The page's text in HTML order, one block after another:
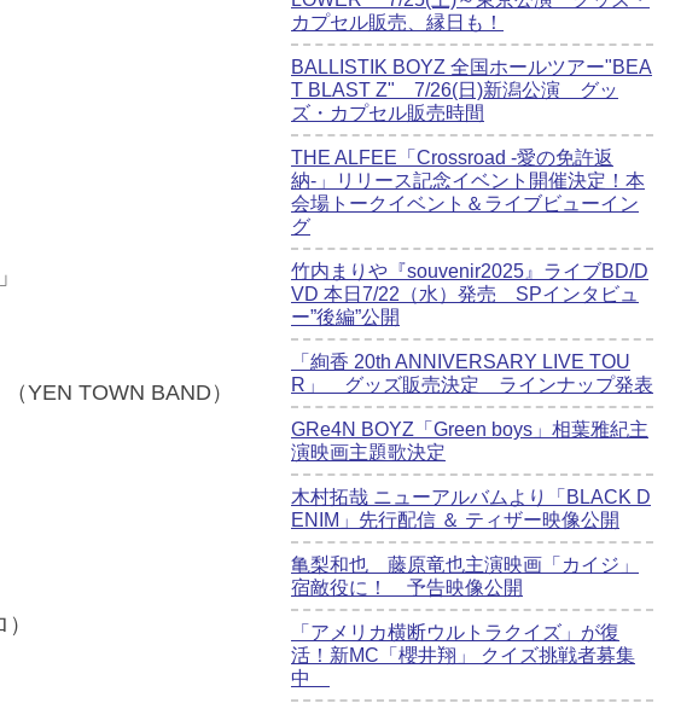
YEN TOWN BAND）
カプセル販売、縁日も！
BALLISTIK BOYZ 全国ホールツアー"BEA
T BLAST Z" 7/26(日)新潟公演 グッ
ズ・カプセル販売時間
THE ALFEE「Crossroad -愛の免許返
納-」リリース記念イベント開催決定！本
会場トークイベント＆ライブビューイン
グ
竹内まりや『souvenir2025』ライブBD/D
VD 本日7/22（水）発売 SPインタビュ
ー”後編”公開
「絢香 20th ANNIVERSARY LIVE TOU
R」 グッズ販売決定 ラインナップ発表
GRe4N BOYZ「Green boys」相葉雅紀主
演映画主題歌決定
木村拓哉 ニューアルバムより「BLACK D
ENIM」先行配信 ＆ ティザー映像公開
亀梨和也 藤原竜也主演映画「カイジ」
宿敵役に！ 予告映像公開
「アメリカ横断ウルトラクイズ」が復
活！新MC「櫻井翔」 クイズ挑戦者募集
中